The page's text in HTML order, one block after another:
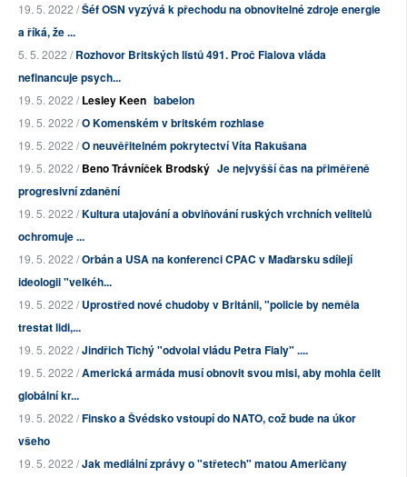
19. 5. 2022 /Šéf OSN vyzývá k přechodu na obnovitelné zdroje energie
a říká, že ...
5. 5. 2022 /Rozhovor Britských listů 491. Proč Fialova vláda
nefinancuje psych...
19. 5. 2022 /Lesley Keen babelon
19. 5. 2022 /O Komenském v britském rozhlase
19. 5. 2022 /O neuvěřitelném pokrytectví Víta Rakušana
19. 5. 2022 /Beno Trávníček Brodský Je nejvyšší čas na přiměřeně
progresivní zdanění
19. 5. 2022 /Kultura utajování a obviňování ruských vrchních velitelů
ochromuje ...
19. 5. 2022 /Orbán a USA na konferenci CPAC v Maďarsku sdílejí
ideologii "velkéh...
19. 5. 2022 /Uprostřed nové chudoby v Británii, "policie by neměla
trestat lidi,...
19. 5. 2022 /Jindřich Tichý "odvolal vládu Petra Fialy" ....
19. 5. 2022 /Americká armáda musí obnovit svou misi, aby mohla čelit
globální kr...
19. 5. 2022 /Finsko a Švédsko vstoupí do NATO, což bude na úkor
všeho
19. 5. 2022 /Jak mediální zprávy o "střetech" matou Američany